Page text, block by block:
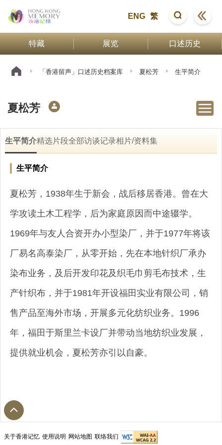
ENG 繁
特藏 展览 口述历史
「香港留声」口述历史档案库 夏松芳 生平简介
夏松芳
生平简介精选片段全部访谈记录相片/资料集
生平简介
夏松芳，1938年生于新会，战后移居香港。曾在大
学攻读土木工程学，后为家庭原因而中途辍学。
1969年与友人合资开办小型染厂，并于1977年将该
厂易名高泰染厂，从零开始，先在本地针织厂承办
染布业务，及后开发印花及织毛巾剪毛布技术，生
产针织布，并于1981年开设福田实业有限公司，销
售产品至海外市场，开展多元化纺织业务。1996
年，福田于斯里兰卡设厂并带动当地纺织业发展，
提供就业机会，夏松芳亦引以自豪。
关于香港记忆 使用说明 网站地图 联络我们